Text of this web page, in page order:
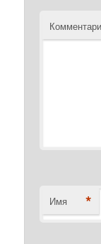
Имя *